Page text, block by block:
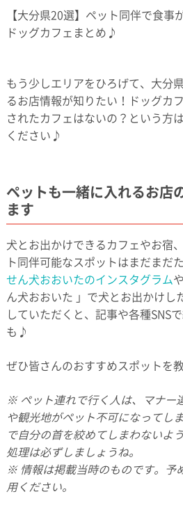
【大分県20選】ペット同伴で食事
ドッグカフェまとめ♪
もう少しエリアをひろげて、大分
るお店情報が知りたい！ドッグカ
されたカフェはないの？という方
ください♪
ペットも一緒に入れるお店
ます
犬とお出かけできるカフェやお宿
ト同伴可能なスポットはまだまだ
せん犬おおいたのインスタグラム
ん犬おおいた 」で犬とお出かけし
していただくと、記事や各種SNS
も♪
ぜひ皆さんのおすすめスポットを
※ ペット連れで行く人は、マナー
や観光地がペット不可になってし
で自分の首を絞めてしまわないよ
処理は必ずしましょうね。
※ 情報は掲載当時のものです。予
用ください。